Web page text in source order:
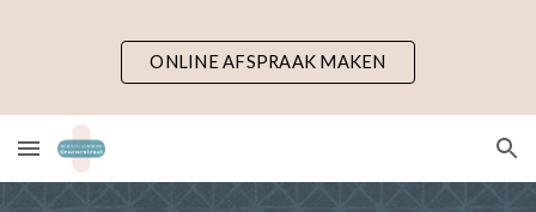
Skip to main content Skip to navigation
ONLINE AFSPRAAK MAKEN